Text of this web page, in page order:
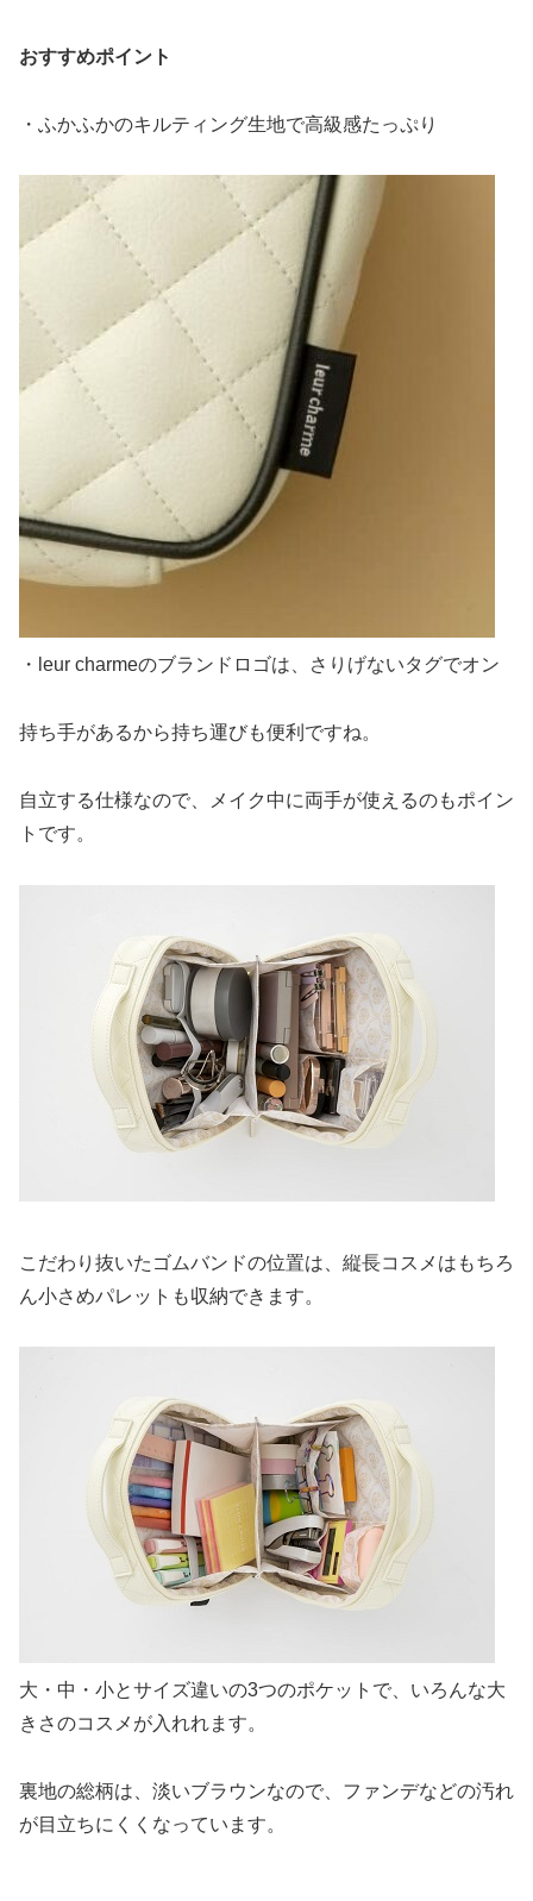
おすすめポイント
・ふかふかのキルティング生地で高級感たっぷり
・leur charmeのブランドロゴは、さりげないタグでオン
持ち手があるから持ち運びも便利ですね。
自立する仕様なので、メイク中に両手が使えるのもポイン
トです。
こだわり抜いたゴムバンドの位置は、縦長コスメはもちろ
ん小さめパレットも収納できます。
大・中・小とサイズ違いの3つのポケットで、いろんな大
きさのコスメが入れれます。
裏地の総柄は、淡いブラウンなので、ファンデなどの汚れ
が目立ちにくくなっています。